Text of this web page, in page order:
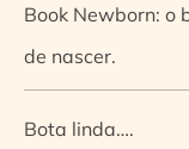
Book Newborn: o
de nascer.
Bota linda….